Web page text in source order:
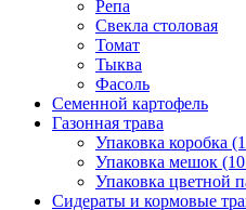
Репа
Свекла столовая
Томат
Тыква
Фасоль
Семенной картофель
Газонная трава
Упаковка коробка
Упаковка мешок
Упаковка цветной
Сидераты и кормовые